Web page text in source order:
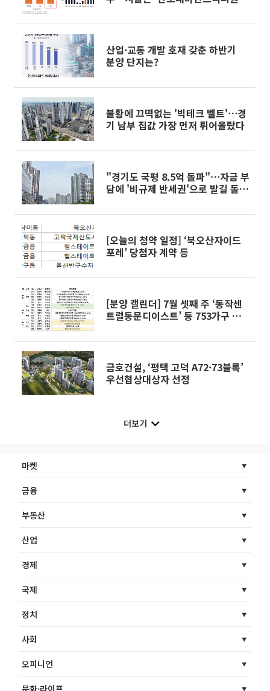
산업·교통 개발 호재 갖춘 하반기
분양 단지는?
불황에 끄떡없는 '빅테크 벨트'⋯경
기 남부 집값 가장 먼저 튀어올랐다
"경기도 국평 8.5억 돌파"⋯자금 부
담에 '비규제 반세권'으로 발길 돌리
[오늘의 청약 일정] ‘북오산자이드
포레’ 당첨자 계약 등
[분양 캘린더] 7월 셋째 주 ‘동작센
트럴동문디이스트’ 등 753가구 분
금호건설, ‘평택 고덕 A72·73블록’
우선협상대상자 선정
더보기
마켓
금융
부동산
산업
경제
국제
정치
사회
오피니언
문화·라이프